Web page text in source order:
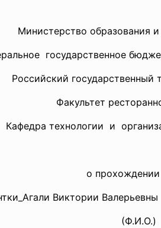
образования и
государственное
государственный
Факультет ресторанно-
и организации
о
Виктории